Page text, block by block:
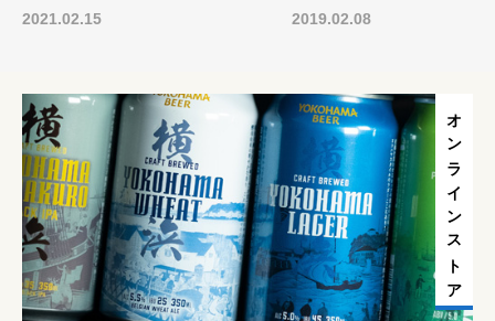
2019.02.08
2020.12.28
オンラインストア